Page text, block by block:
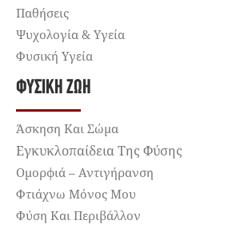
Παθήσεις
Ψυχολογία & Υγεία
Φυσική Υγεία
ΦΥΣΙΚΉ ΖΩΉ
Άσκηση Και Σώμα
Εγκυκλοπαίδεια Της Φύσης
Ομορφιά – Αντιγήρανση
Φτιάχνω Μόνος Μου
Φύση Και Περιβάλλον